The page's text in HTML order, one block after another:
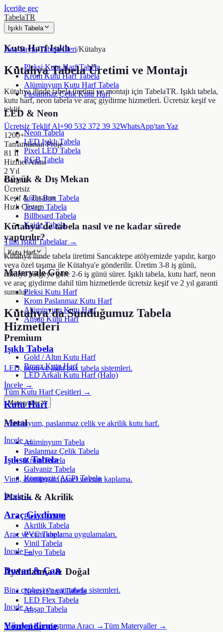
İçeriğe geç
TabelaTR
Işıklı Tabela
Kutu Harf Işıklı
Pleksi Kutu Harf Tabela
Krom Kutu Harf Tabela
Alüminyum Kutu Harf Tabela
Paslanmaz Çelik Kutu Harf
LED & Neon
Neon Tabela
LED Işıklı Tabela
Pixel LED Tabela
RGB Tabela
Büyük & Dış Mekan
Light Box Tabela
Totem Tabela
Billboard Tabela
Kaide Tabela
Tüm Işıklı Tabelalar →
Kutu Harf
Materyale Göre
Pleksi Kutu Harf
Krom Paslanmaz Kutu Harf
Alüminyum Kutu Harf
Ahşap Kutu Harf
Premium
Gold / Altın Kutu Harf
Bronz Kutu Harf
LED Arkalı Kutu Harf (Halo)
Tüm Kutu Harf Çeşitleri →
Materyaller
Metal
Alüminyum Tabela
Paslanmaz Çelik Tabela
Krom Tabela
Galvaniz Tabela
Kompozit (ACP) Tabela
Plastik & Akrilik
Pleksi Tabela
Akrilik Tabela
PVC Tabela
Vinil Tabela
Folyo Tabela
Aydınlatma & Doğal
Neon (Cam) Tabela
LED Flex Tabela
Ahşap Tabela
Materyal Karşılaştırma Aracı →Tüm Materyaller →
Ana Sayfa/Tabela İlleri/Kütahya
KütahyaTabela Üretimi ve Montajı
Kütahya ilinde tabela üretimi ve montajı için TabelaTR. Işıklı tabela,
kutu harf, neon tabela ve araç giydirme hizmetleri. Ücretsiz keşif ve
teklif.
Ücretsiz Teklif Al+90 532 372 39 32WhatsApp'tan Yaz
1200+
Tamamlanan Proje
81 İl
Hizmet Alanı
2 Yıl
Garanti
Ücretsiz
Keşif & Tasarım
Hızlı Cevap
Kütahya'de tabela nasıl ve ne kadar sürede
yaptırılır?
Kütahya ilinde tabela üretimi Sancaktepe atölyemizde yapılır, kargo
veya özel taşıma ile Kütahya'e gönderilir. Üretim 3-8 iş günü,
nakliye bölgeye göre 2-6 iş günü sürer. Işıklı tabela, kutu harf, neon
ve araç giydirme dahil tüm hizmetlerde ücretsiz keşif ve 2 yıl garanti
sunulur.
Kütahya'da Sunduğumuz Tabela
Hizmetleri
Işıklı Tabela
LED, neon ve light box tabela sistemleri.
İncele →
Kutu Harf
Alüminyum, paslanmaz çelik ve akrilik kutu harf.
İncele →
Işıksız Tabela
Vinil, alüminyum panel ve cam kaplama.
İncele →
Araç Giydirme
Araç ve cam kaplama uygulamaları.
İncele →
Duvar & Çatı
Bina cephesi ve çatı tabela sistemleri.
İncele →
Yönlendirme